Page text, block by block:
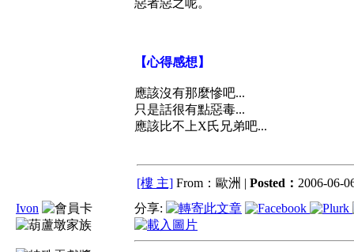
惡者惡之呢。
【心得感想】
應該沒有那麼慘吧...
只是話很有點惡毒...
應該比不上X氏兄弟吧...
[樓 主] From：歐洲 | Posted： 2006-06-
Ivon
分享: